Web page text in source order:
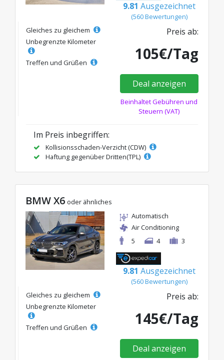
9.81 Ausgezeichnet
(560 Bewertungen)
Gleiches zu gleichem
Unbegrenzte Kilometer
Treffen und Grüßen
Preis ab:
105€/Tag
Deal anzeigen
Beinhaltet Gebühren und
Steuern (VAT)
Im Preis inbegriffen:
Kollisionsschaden-Verzicht (CDW)
Haftung gegenüber Dritten(TPL)
BMW X6 oder ähnliches
Automatisch
Air Conditioning
5
4 3
9.81 Ausgezeichnet
(560 Bewertungen)
Gleiches zu gleichem
Unbegrenzte Kilometer
Treffen und Grüßen
Preis ab:
145€/Tag
Deal anzeigen